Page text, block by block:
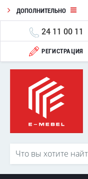
ДОПОЛНИТЕЛЬНО
24 11 00 11
РЕГИСТРАЦИЯ